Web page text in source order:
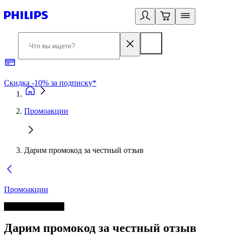
Скидка -10% за подписку*
Промоакции
Дарим промокод за честный отзыв
Промоакции
Дарим промокод за честный отзыв